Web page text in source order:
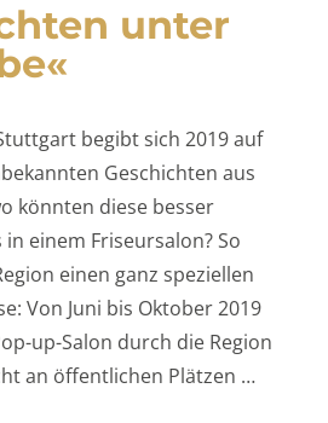
unter
begibt sich 2019 auf
Geschichten aus
könnten diese besser
einem Friseursalon? So
einen ganz speziellen
Von Juni bis Oktober 2019
up-Salon durch die Region
an öffentlichen Plätzen …
der Haube«“